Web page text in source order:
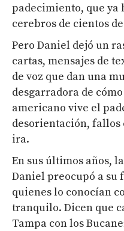
padecimiento, que ya
cerebros de cientos
Pero Daniel dejó un
cartas, mensajes de
de voz que dan una
desgarradora de
americano vive el
desorientación, fallos
ira.
En sus últimos años,
Daniel preocupó a su
quienes lo conocían
tranquilo. Dicen que
Tampa con los